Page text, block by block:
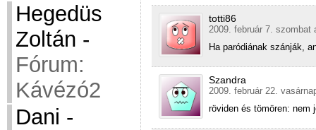
Hegedüs
Zoltán -
Fórum:
Kávézó2
Dani -
totti86
2009. február 7. szombat
Ha paródiának szánják,
Szandra
2009. február 22.
röviden és tömören: nem